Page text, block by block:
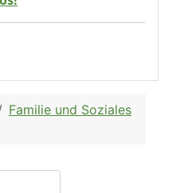
Braunschweiger